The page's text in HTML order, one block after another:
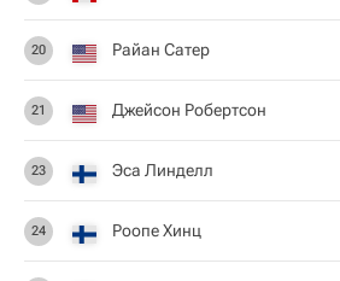
20 Райан Сатер
21 Джейсон Робертсон
23 Эса Линделл
24 Роопе Хинц